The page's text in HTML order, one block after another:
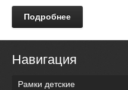
Подробнее
Навигация
Рамки детские